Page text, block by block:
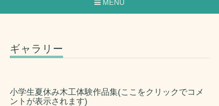
MENU
ギャラリー
小学生夏休み木工体験作品集(ここをクリックでコメ
ントが表示されます)